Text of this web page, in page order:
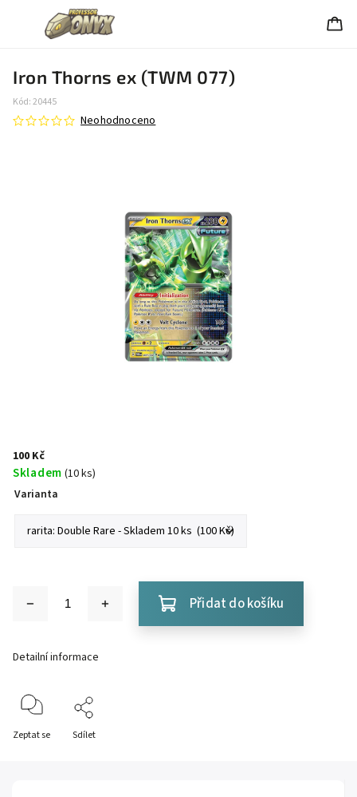
Iron Thorns ex (TWM 077)
Kód:20445
Neohodnoceno
100 Kč
Skladem (10 ks)
Varianta
Přidat do košíku
Detailní informace
Zeptat se Sdílet